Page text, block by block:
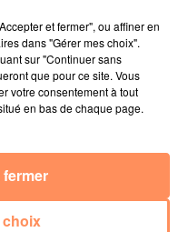
et fermer", ou affiner en
dans "Gérer mes choix".
sur "Continuer sans
que pour ce site. Vous
votre consentement à tout
en bas de chaque page.
choix